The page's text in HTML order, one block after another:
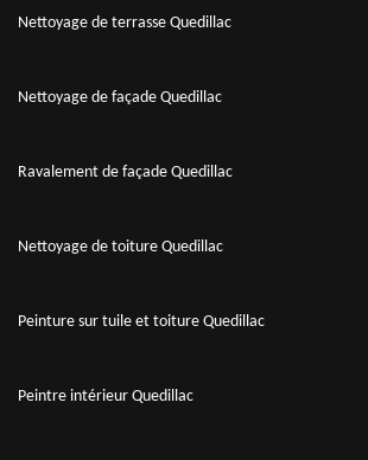
Nettoyage de terrasse Quedillac
Nettoyage de façade Quedillac
Ravalement de façade Quedillac
Nettoyage de toiture Quedillac
Peinture sur tuile et toiture Quedillac
Peintre intérieur Quedillac